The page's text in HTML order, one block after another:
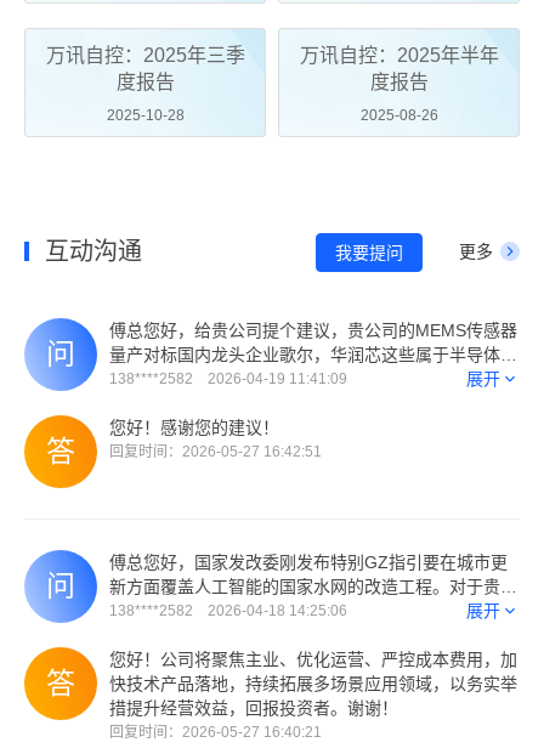
万讯自控：2025年三季
度报告
2025-10-28
万讯自控：2025年半年
度报告
2025-08-26
互动沟通 我要提问 更多
傅总您好，给贵公司提个建议，贵公司的MEMS传感器
量产对标国内龙头企业歌尔，华润芯这些属于半导体芯
片概念股，对于半导体芯片概念本身市场给的估值就比
以公司层面应该通过东方财富网及同花顺平台增加公司
的芯片半导体概念以便引起市场的关注度配合公司新产
138****2582 2026-04-19 11:41:09 展开
您好！感谢您的建议！
回复时间：2026-05-27 16:42:51
傅总您好，国家发改委刚发布特别GZ指引要在城市更
新方面覆盖人工智能的国家水网的改造工程。对于贵公
司与华为合作的智能水表应该是重大利好，对于这样的
业绩已经连续三年亏损了今年是否有举措扭亏。毕竟创
业板牛市确立丧失历史机遇实在令人惋惜，毕竟公司曾
经70亿市值
138****2582 2026-04-18 14:25:06 展开
您好！公司将聚焦主业、优化运营、严控成本费用，加
快技术产品落地，持续拓展多场景应用领域，以务实举
措提升经营效益，回报投资者。谢谢！
回复时间：2026-05-27 16:40:21